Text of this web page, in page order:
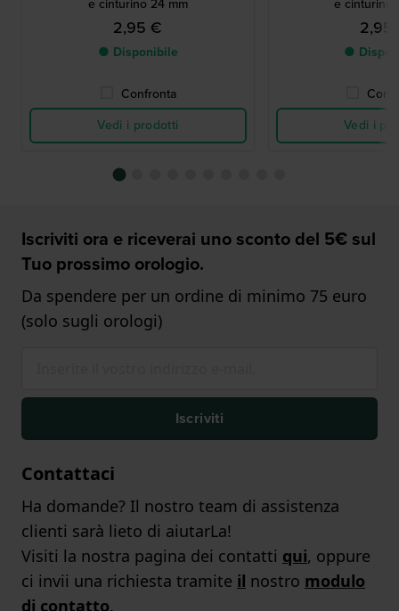
e cinturino 24 mm
2,95 €
● Disponibile
Confronta
Vedi i prodotti
e cinturino
2,95
●
Vedi i
Iscriviti ora e riceverai uno sconto del 5€ sul
Tuo prossimo orologio.
Da spendere per un ordine di minimo 75 euro
(solo sugli orologi)
Iscriviti
Contattaci
Ha domande? Il nostro team di assistenza
clienti sarà lieto di aiutarLa!
Visiti la nostra pagina dei contatti qui, oppure
ci invii una richiesta tramite il nostro modulo
di contatto.